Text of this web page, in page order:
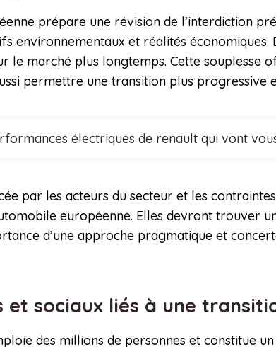
prépare une révision de l’interdiction
environnementaux et réalités
le marché plus longtemps. Cette
permettre une transition plus progressive
électriques de renault qui vont
par les acteurs du secteur et les
européenne. Elles devront trouver
d’une approche pragmatique et
et sociaux liés à une
des millions de personnes et constitue